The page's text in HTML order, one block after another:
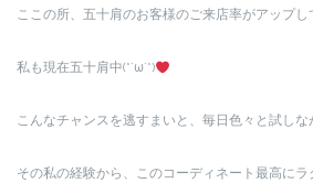
ここの所、五十肩のお客様のご来店率がアップし
私も現在五十肩中(*´ω`*)
こんなチャンスを逃すまいと、毎日色々と試しな
その私の経験から、このコーディネート最高にラ